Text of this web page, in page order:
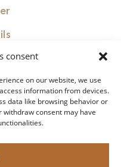
consent
on our website, we use
information from devices.
data like browsing behavior or
withdraw consent may have